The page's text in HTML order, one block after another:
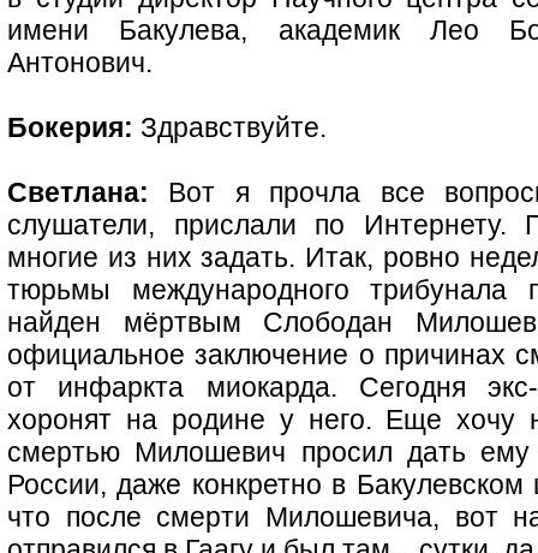
имени Бакулева, академик Лео
Антонович.
Бокерия: Здравствуйте.
Светлана: Вот я прочла все
слушатели, прислали по Интернету.
многие из них задать. Итак, ровно
тюрьмы международного
найден мёртвым Слободан
официальное заключение о причинах
от инфаркта миокарда. Сегодня
хоронят на родине у него. Еще хочу
смертью Милошевич просил дать ему
России, даже конкретно в
что после смерти Милошевича, вот